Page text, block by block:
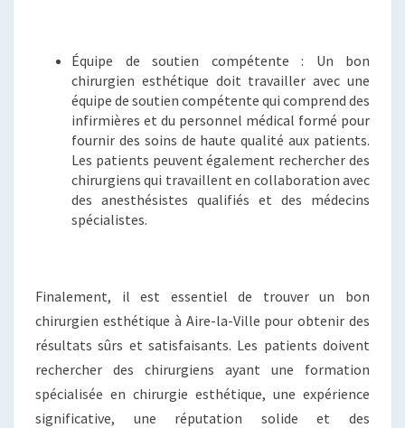
Équipe de soutien compétente : Un bon
chirurgien esthétique doit travailler avec une
équipe de soutien compétente qui comprend des
infirmières et du personnel médical formé pour
fournir des soins de haute qualité aux patients.
Les patients peuvent également rechercher des
chirurgiens qui travaillent en collaboration avec
des anesthésistes qualifiés et des médecins
spécialistes.
Finalement, il est essentiel de trouver un bon
chirurgien esthétique à Aire-la-Ville pour obtenir des
résultats sûrs et satisfaisants. Les patients doivent
rechercher des chirurgiens ayant une formation
spécialisée en chirurgie esthétique, une expérience
significative, une réputation solide et des